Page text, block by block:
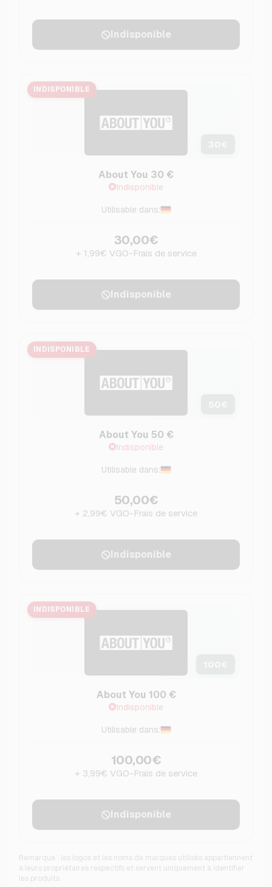
Indisponible
INDISPONIBLE
About You 30 €
Indisponible
Utilisable dans:
30,00€
+ 1,99€ VGO-Frais de service
Indisponible
INDISPONIBLE
About You 50 €
Indisponible
Utilisable dans:
50,00€
+ 2,99€ VGO-Frais de service
Indisponible
INDISPONIBLE
About You 100 €
Indisponible
Utilisable dans:
100,00€
+ 3,99€ VGO-Frais de service
Indisponible
Remarque : les logos et les noms de marques utilisés appartiennent
à leurs propriétaires respectifs et servent uniquement à identifier
les produits.